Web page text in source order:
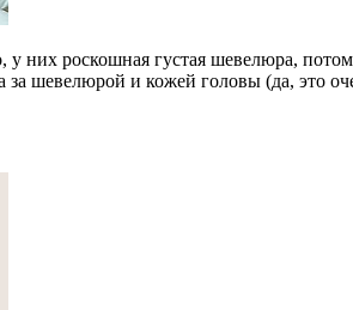
роскошная густая шевелюра,
шевелюрой и кожей головы (да, это